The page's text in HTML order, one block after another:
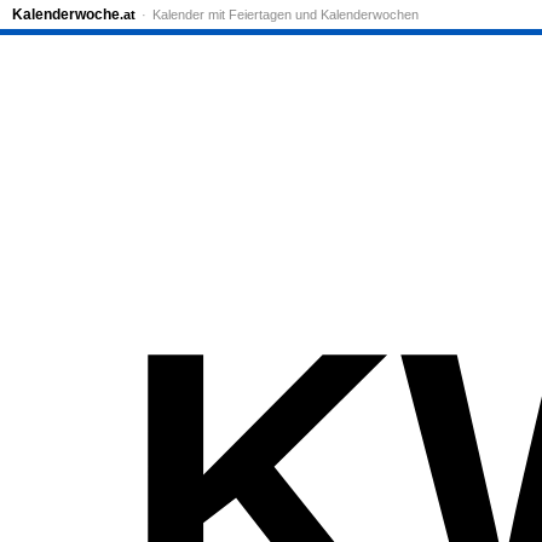
Kalenderwoche.at Kalender mit Feiertagen und Kalenderwochen